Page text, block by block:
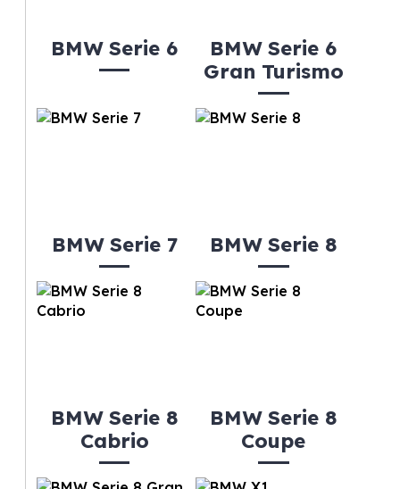
BMW Serie 6
BMW Serie 6
Gran Turismo
BMW Serie 7 BMW Serie 8
BMW Serie 8
Cabrio
BMW Serie 8
Coupe